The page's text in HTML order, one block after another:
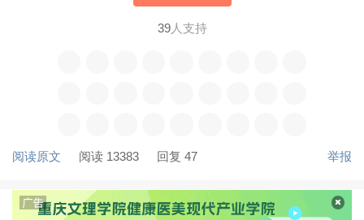
39人支持
阅读原文 阅读 13383 回复 47 举报